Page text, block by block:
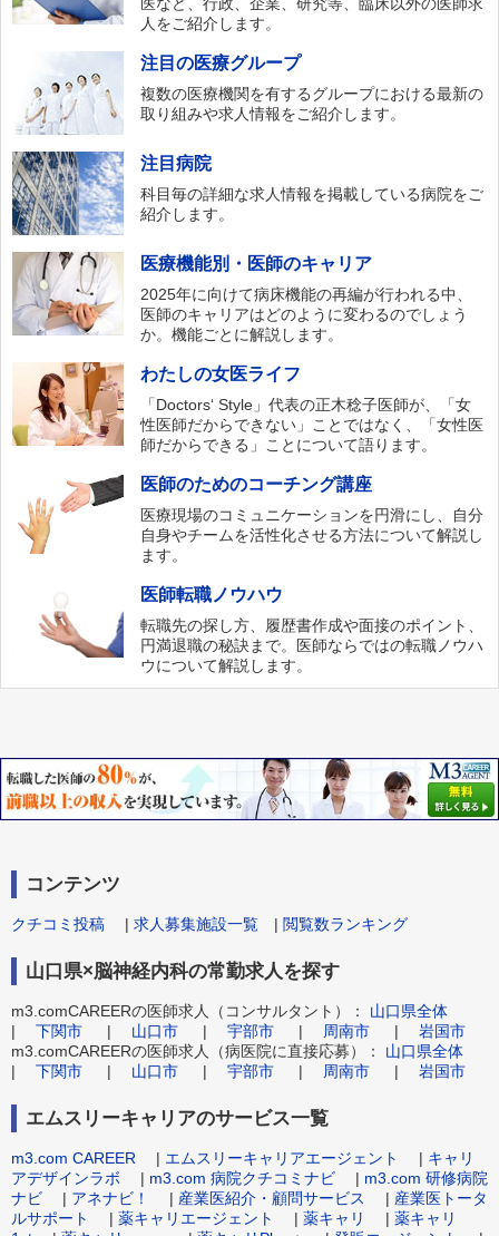
医など、行政、企業、研究等、臨床以外の医師求
人をご紹介します。
注目の医療グループ
複数の医療機関を有するグループにおける最新の
取り組みや求人情報をご紹介します。
注目病院
科目毎の詳細な求人情報を掲載している病院をご
紹介します。
医療機能別・医師のキャリア
2025年に向けて病床機能の再編が行われる中、
医師のキャリアはどのように変わるのでしょう
か。機能ごとに解説します。
わたしの女医ライフ
「Doctors‘ Style」代表の正木稔子医師が、「女
性医師だからできない」ことではなく、「女性医
師だからできる」ことについて語ります。
医師のためのコーチング講座
医療現場のコミュニケーションを円滑にし、自分
自身やチームを活性化させる方法について解説し
ます。
医師転職ノウハウ
転職先の探し方、履歴書作成や面接のポイント、
円満退職の秘訣まで。医師ならではの転職ノウハ
ウについて解説します。
コンテンツ
クチコミ投稿 | 求人募集施設一覧 | 閲覧数ランキング
山口県×脳神経内科の常勤求人を探す
m3.comCAREERの医師求人（コンサルタント）： 山口県全体
| 下関市 | 山口市 | 宇部市 | 周南市 | 岩国市
m3.comCAREERの医師求人（病医院に直接応募）： 山口県全体
| 下関市 | 山口市 | 宇部市 | 周南市 | 岩国市
エムスリーキャリアのサービス一覧
m3.com CAREER | エムスリーキャリアエージェント | キャリ
アデザインラボ | m3.com 病院クチコミナビ | m3.com 研修病院
ナビ | アネナビ！ | 産業医紹介・顧問サービス | 産業医トータ
ルサポート
| 薬キャリエージェント | 薬キャリ | 薬キャリ